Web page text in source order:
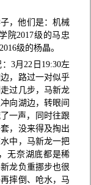
，他们是：机械
院2017级的马忠
级的杨晶。
3月22日19:30左
，路过一对似乎
过几步，马新龙
向湖边，转眼间
一声，同时往跟
，没来得及掏出
中，马新龙一把
无奈湖底都是稀
龙负重挪步也很
摔倒、呛水，马